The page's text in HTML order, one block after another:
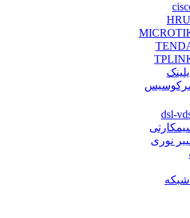
نوری
شبکه